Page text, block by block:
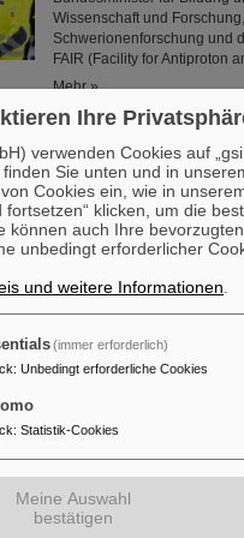
Wissenschaft und
Schwerionenforschung und
FAIR (Facility for Antiproton
Mehr »
Delegation
Eine hochrangige
Kurzem den GSI/FAIR-
kennenzulernen und die
Der französischen
und Technologie an der
Generalkonsul in Frankfurt
zeichnet Professorin
Die Physikerin und
bei GSI sowie Leiterin des
dem slowakischen Orden
Verleihung dieser hohen
Republik, Peter Pellegrini, in
Mehr »
Ihre
verwenden Cookies auf
Sie unten und in
Cookies ein, wie in
fortsetzen“ klicken, um die
können auch Ihre
unbedingt erforderlicher
und weitere Informationen
(immer erforderlich)
: Unbedingt erforderliche Cookies
: Statistik-Cookies
Meine Auswahl
bestätigen